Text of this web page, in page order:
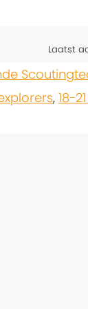
Laatst
, 18-